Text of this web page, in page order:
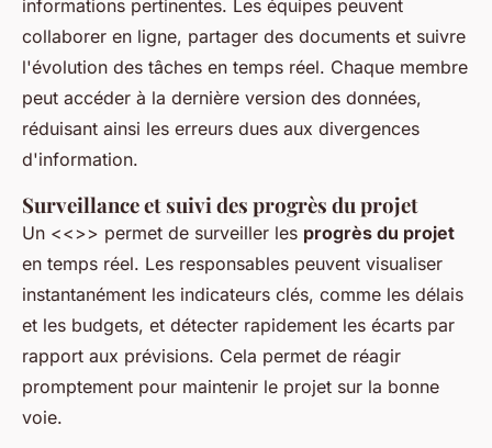
informations pertinentes. Les équipes peuvent
collaborer en ligne, partager des documents et suivre
l'évolution des tâches en temps réel. Chaque membre
peut accéder à la dernière version des données,
réduisant ainsi les erreurs dues aux divergences
d'information.
Surveillance et suivi des progrès du projet
Un <<>> permet de surveiller les progrès du projet
en temps réel. Les responsables peuvent visualiser
instantanément les indicateurs clés, comme les délais
et les budgets, et détecter rapidement les écarts par
rapport aux prévisions. Cela permet de réagir
promptement pour maintenir le projet sur la bonne
voie.